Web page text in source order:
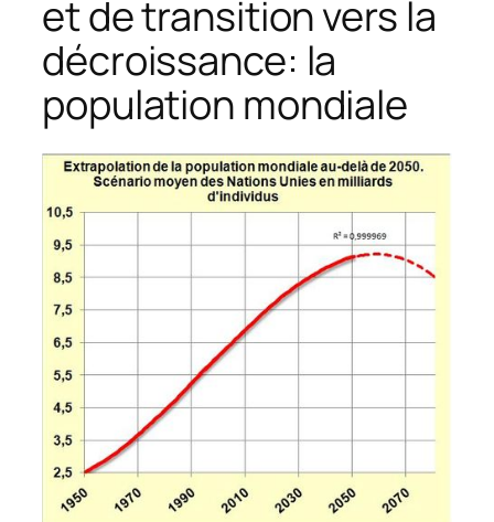
et de transition vers la
décroissance: la
population mondiale